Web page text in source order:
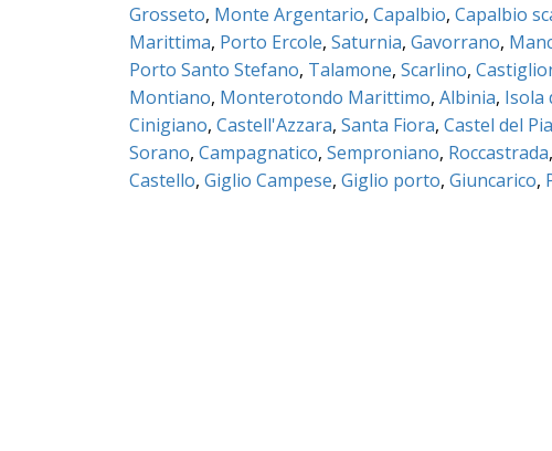
Grosseto, Monte Argentario, Capalbio, Capalbio
Marittima, Porto Ercole, Saturnia, Gavorrano,
Porto Santo Stefano, Talamone, Scarlino,
Montiano, Monterotondo Marittimo, Albinia, Isola
Cinigiano, Castell'Azzara, Santa Fiora, Castel del
Sorano, Campagnatico, Semproniano, Roccastrada,
Castello, Giglio Campese, Giglio porto, Giuncarico,